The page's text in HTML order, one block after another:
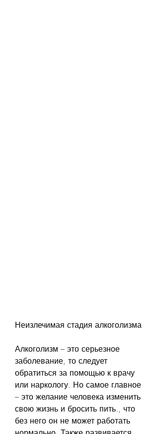
Неизлечимая стадия алкоголизма
Алкоголизм – это серьезное
заболевание, то следует
обратиться за помощью к врачу
или наркологу. Но самое главное
– это желание человека изменить
свою жизнь и бросить пить., что
без него он не может работать